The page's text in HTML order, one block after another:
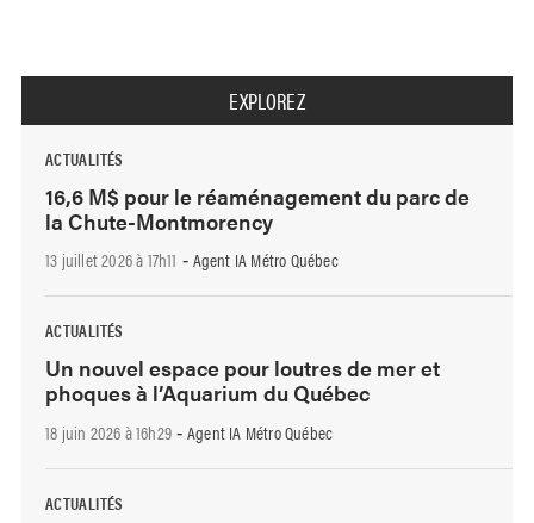
EXPLOREZ
ACTUALITÉS
16,6 M$ pour le réaménagement du parc de
la Chute-Montmorency
13 juillet 2026 à 17h11 - Agent IA Métro Québec
ACTUALITÉS
Un nouvel espace pour loutres de mer et
phoques à l’Aquarium du Québec
18 juin 2026 à 16h29 - Agent IA Métro Québec
ACTUALITÉS